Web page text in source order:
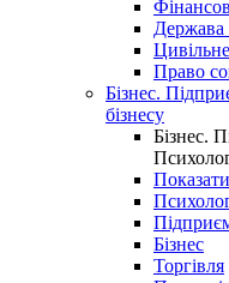
Держава
Право
Бізнес.
бізнесу
Бізнес.
Показати
Бізнес
Торгівля